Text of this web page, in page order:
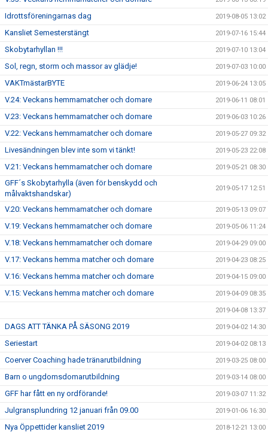
Idrottsföreningarnas dag 2019-08-05 13:02
Kansliet Semesterstängt 2019-07-16 15:44
Skobytarhyllan !!! 2019-07-10 13:04
Sol, regn, storm och massor av glädje! 2019-07-03 10:00
VAKTmästarBYTE 2019-06-24 13:05
V.24: Veckans hemmamatcher och domare 2019-06-11 08:01
V.23: Veckans hemmamatcher och domare 2019-06-03 10:26
V.22: Veckans hemmamatcher och domare 2019-05-27 09:32
Livesändningen blev inte som vi tänkt! 2019-05-23 22:08
V.21: Veckans hemmamatcher och domare 2019-05-21 08:30
GFF´s Skobytarhylla (även för benskydd och
målvaktshandskar)
2019-05-17 12:51
V.20: Veckans hemmamatcher och domare 2019-05-13 09:07
V.19: Veckans hemmamatcher och domare 2019-05-06 11:24
V.18: Veckans hemmamatcher och domare 2019-04-29 09:00
V.17: Veckans hemma matcher och domare 2019-04-23 08:25
V.16: Veckans hemma matcher och domare 2019-04-15 09:00
V.15: Veckans hemma matcher och domare 2019-04-09 08:35
2019-04-08 13:37
DAGS ATT TÄNKA PÅ SÄSONG 2019 2019-04-02 14:30
Seriestart 2019-04-02 08:13
Coerver Coaching hade tränarutbildning 2019-03-25 08:00
Barn o ungdomsdomarutbildning 2019-03-14 08:00
GFF har fått en ny ordförande! 2019-03-07 11:32
Julgransplundring 12 januari från 09.00 2019-01-06 16:30
Nya Öppettider kansliet 2019 2018-12-21 13:00